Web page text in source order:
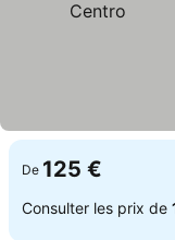
De 125 €
Consulter les prix de